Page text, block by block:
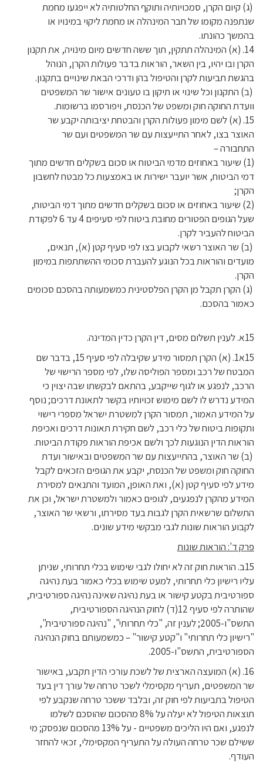
(ג) קיום הקרן, סמכויותיה ותוקף החלטותיה לא ייפגעו מחמת
שנתפנה מקומו של חבר המינהלה או מחמת ליקוי במינויו או
בהמשך כהונתו.
14. (א) המינהלה תתקין, תוך ששה חדשים מיום מינויה, את תקנון
הקרן ובו יהיו, בין השאר, הוראות בדבר פעולות הקרן, הנוהל
בהגשת תביעות לקרן והטיפול בהן ודרכי הבאת שינויים בתקנון.
(ב) התקנון וכל שינוי או תיקון בו טעונים אישור שר המשפטים
וועדת החוקה חוק ומשפט של הכנסת, ויפורסמו ברשומות.
15. (א) לשם מימון פעולות הקרן והבטחת יציבותה יקבע שר
האוצר בצו, לאחר התייעצות עם שר המשפטים ועם שר
התחבורה –
(1) שיעור באחוזים מדמי הביטוח או סכום בשקלים חדשים מתוך
דמי הביטוח, אשר יועבר ישירות או באמצעות כל מבטח לחשבון
הקרן;
(2) שיעור באחוזים או סכום בשקלים חדשים מתוך דמי הביטוח,
שעל הגופים הפטורים מחובת ביטוח לפי סעיפים 4 עד 6 לפקודת
הביטוח להעביר לקרן.
(ב) שר האוצר רשאי לקבוע בצו לפי סעיף קטן (א), תנאים,
מועדים והוראות בכל הנוגע להעברת סכומי ההשתתפות במימון
הקרן.
(ג) הקרן תקבל מן הקרן הפלסטינית כמשמעותה בהסכם סכומים
כאמור בהסכם.
15א. לענין תשלום מסים, דין הקרן כדין המדינה.
15א1. (א) הקרן תמסור מידע שקיבלה לפי סעיף 15, בדבר שם
המבטח של רכב ומספר הפוליסה שלו, לפי מספר הרישוי של
הרכב, לנפגע או לגוף שייקבע, בהתאם לבקשתו שבה יצוין כי
המידע נדרש לו לשם מימוש זכויותיו בקשר לתאונת דרכים; נוסף
על המידע האמור, תמסור הקרן למשטרת ישראל מספרי רישוי
ותקופות ביטוח של כלי רכב, לשם חקירת תאונות דרכים ואכיפת
הוראות הדין הנוגעות לכך ולשם אכיפת הוראות פקודת הביטוח.
(ב) שר האוצר, בהתייעצות עם שר המשפטים ובאישור ועדת
החוקה חוק ומשפט של הכנסת, יקבע את הגופים הזכאים לקבל
מידע לפי סעיף קטן (א), ואת האופן, המועד והתנאים למסירת
המידע מהקרן לנפגעים, לגופים כאמור ולמשטרת ישראל, וכן את
התשלום שרשאית הקרן לגבות בעד מסירתו, ורשאי שר האוצר,
לקבוע הוראות שונות לגבי מבקשי מידע שונים.
פרק ד': הוראות שונות
15ב. הוראות חוק זה לא יחולו לגבי שימוש בכלי תחרותי, שניתן
עליו רישיון כלי תחרותי, למעט שימוש בכלי כאמור בעת נהיגה
ספורטיבית בקטע קישור או בעת נהיגה שאינה נהיגה ספורטיבית,
שהותרה לפי סעיף 12(ד) לחוק הנהיגה הספורטיבית,
התשס"ו-2005; לענין זה, "כלי תחרותי", "נהיגה ספורטיבית",
"רישיון כלי תחרותי" ו"קטע קישור" – כמשמעותם בחוק הנהיגה
הספורטיבית, התשס"ו-2005.
16. (א) המועצה הארצית של לשכת עורכי הדין תקבע, באישור
שר המשפטים, תעריף מקסימלי לשכר טרחה של עורך דין בעד
הטיפול בתביעות לפי חוק זה, ובלבד ששכר טרחה שנקבע לפי
תוצאות הטיפול לא יעלה על 8% מהסכום שהוסכם לשלמו
לנפגע, ואם היו הליכים משפטיים - על 13% מהסכום שנפסק; מי
ששילם שכר טרחה העולה על התעריף המקסימלי, זכאי להחזר
העודף.